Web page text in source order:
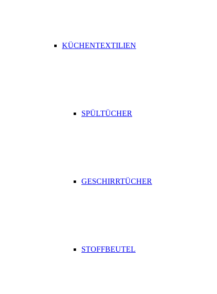
KÜCHENTEXTILIEN
SPÜLTÜCHER
GESCHIRRTÜCHER
STOFFBEUTEL